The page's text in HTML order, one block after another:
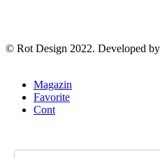
© Rot Design 2022. Developed by
Magazin
Favorite
Cont